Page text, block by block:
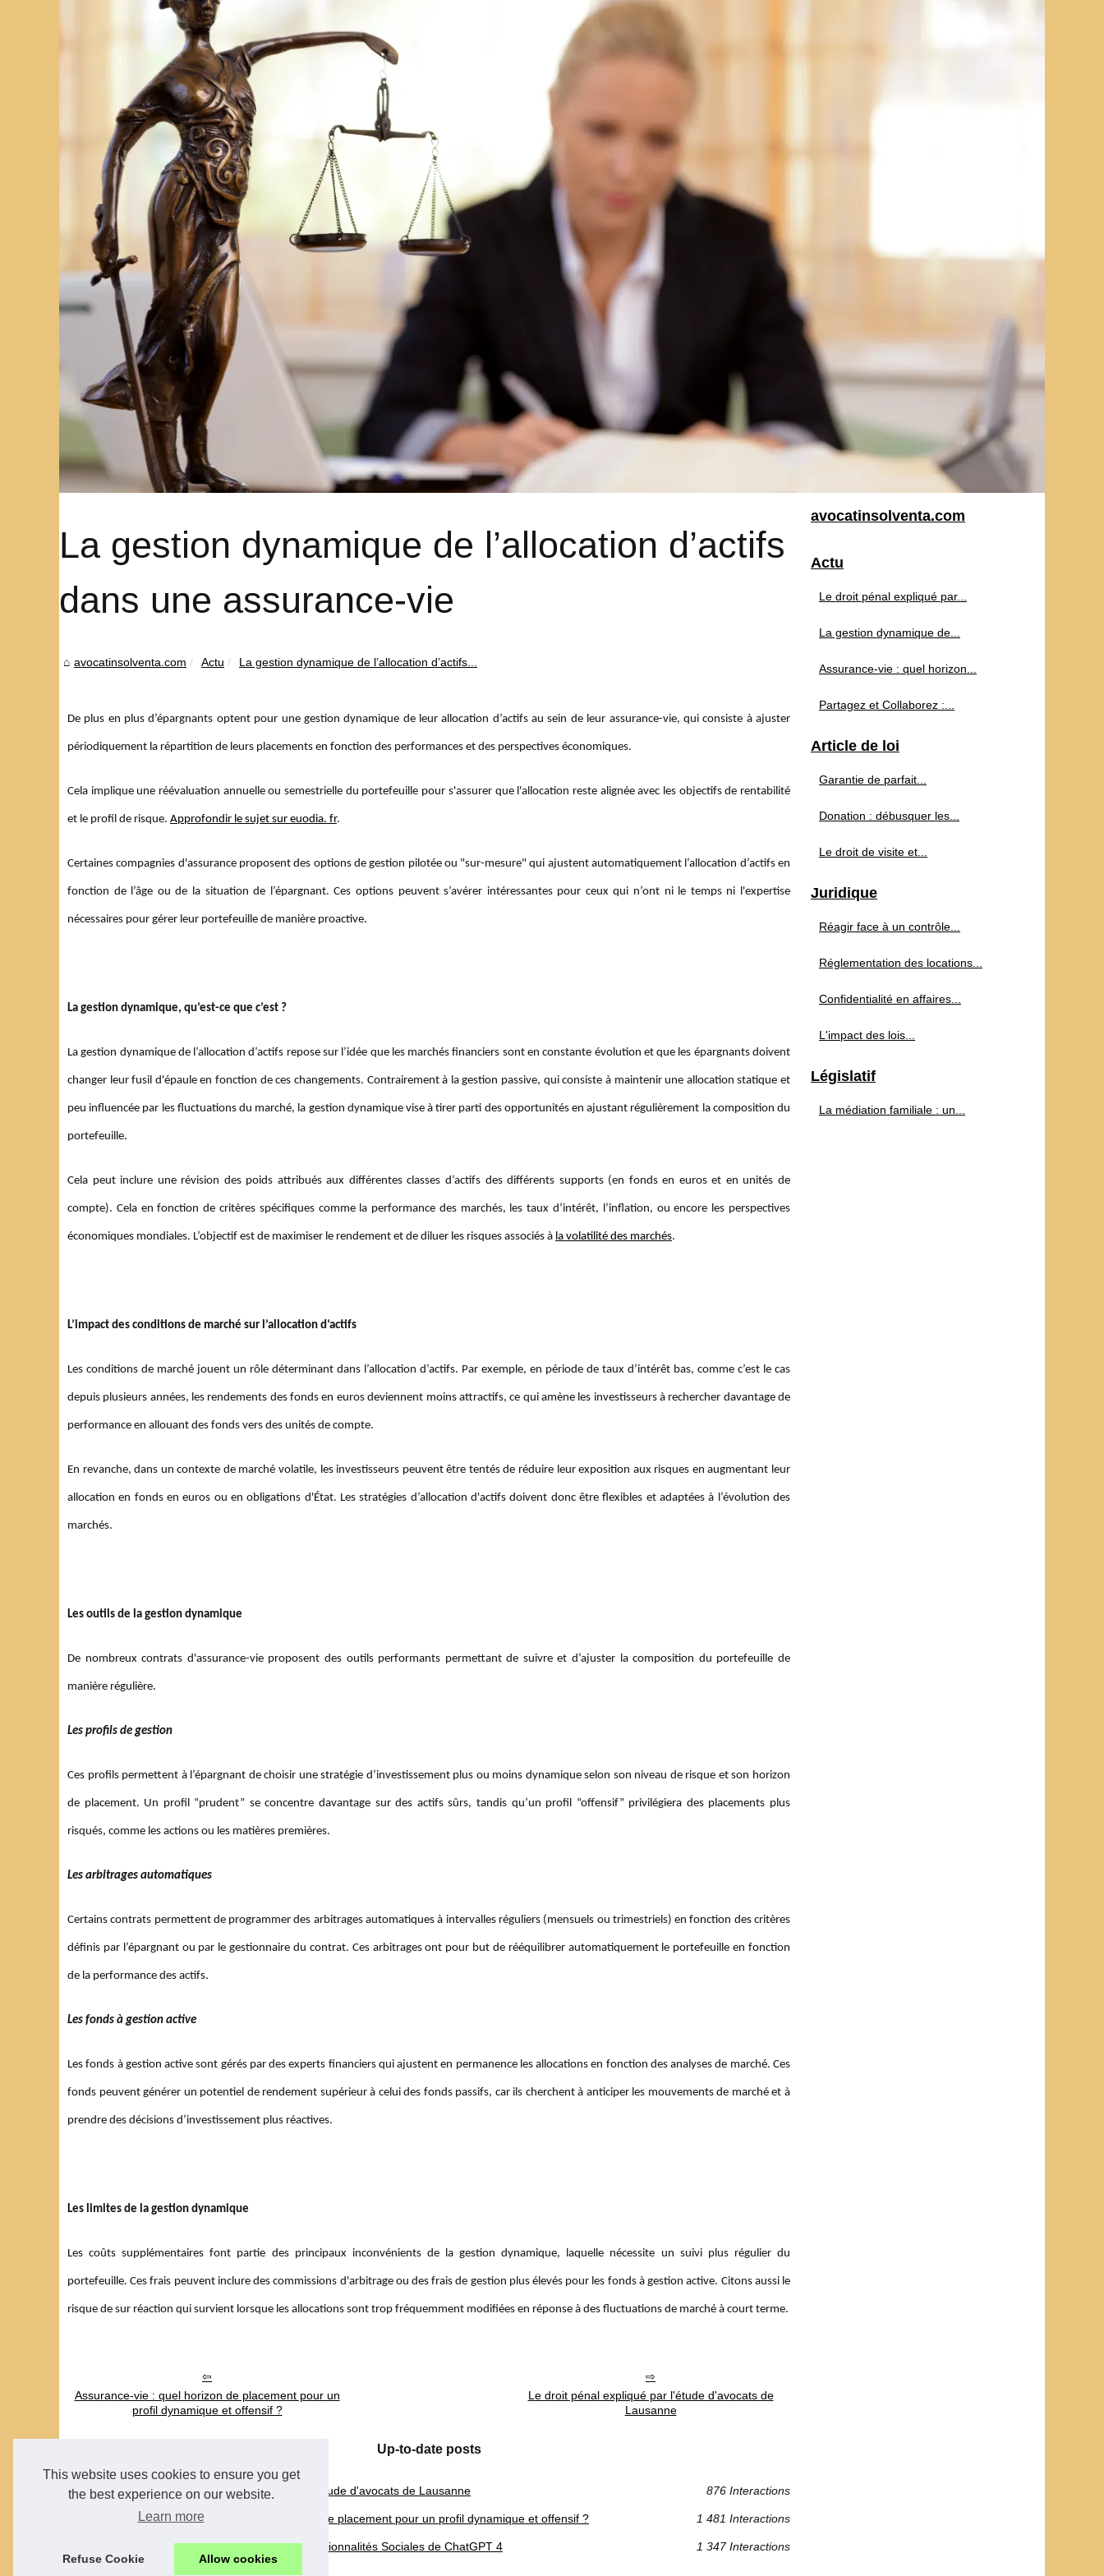
This website uses cookies to ensure you get
the best experience on our website.
Learn more
Refuse Cookie Allow cookies
La gestion dynamique de l’allocation d’actifs
dans une assurance-vie
avocatinsolventa.com Actu La gestion dynamique de l’allocation d’actifs...
De plus en plus d’épargnants optent pour une gestion dynamique de leur allocation d’actifs au sein de leur assurance-vie, qui consiste à ajuster
périodiquement la répartition de leurs placements en fonction des performances et des perspectives économiques.
Cela implique une réévaluation annuelle ou semestrielle du portefeuille pour s'assurer que l'allocation reste alignée avec les objectifs de rentabilité
et le profil de risque. Approfondir le sujet sur euodia. fr.
Certaines compagnies d'assurance proposent des options de gestion pilotée ou "sur-mesure" qui ajustent automatiquement l’allocation d’actifs en
fonction de l’âge ou de la situation de l’épargnant. Ces options peuvent s’avérer intéressantes pour ceux qui n’ont ni le temps ni l'expertise
nécessaires pour gérer leur portefeuille de manière proactive.
La gestion dynamique, qu’est-ce que c’est ?
La gestion dynamique de l’allocation d’actifs repose sur l’idée que les marchés financiers sont en constante évolution et que les épargnants doivent
changer leur fusil d'épaule en fonction de ces changements. Contrairement à la gestion passive, qui consiste à maintenir une allocation statique et
peu influencée par les fluctuations du marché, la gestion dynamique vise à tirer parti des opportunités en ajustant régulièrement la composition du
portefeuille.
Cela peut inclure une révision des poids attribués aux différentes classes d’actifs des différents supports (en fonds en euros et en unités de
compte). Cela en fonction de critères spécifiques comme la performance des marchés, les taux d’intérêt, l’inflation, ou encore les perspectives
économiques mondiales. L’objectif est de maximiser le rendement et de diluer les risques associés à la volatilité des marchés.
L’impact des conditions de marché sur l’allocation d’actifs
Les conditions de marché jouent un rôle déterminant dans l’allocation d’actifs. Par exemple, en période de taux d’intérêt bas, comme c’est le cas
depuis plusieurs années, les rendements des fonds en euros deviennent moins attractifs, ce qui amène les investisseurs à rechercher davantage de
performance en allouant des fonds vers des unités de compte.
En revanche, dans un contexte de marché volatile, les investisseurs peuvent être tentés de réduire leur exposition aux risques en augmentant leur
allocation en fonds en euros ou en obligations d'État. Les stratégies d’allocation d'actifs doivent donc être flexibles et adaptées à l’évolution des
marchés.
Les outils de la gestion dynamique
De nombreux contrats d'assurance-vie proposent des outils performants permettant de suivre et d’ajuster la composition du portefeuille de
manière régulière.
Les profils de gestion
Ces profils permettent à l’épargnant de choisir une stratégie d’investissement plus ou moins dynamique selon son niveau de risque et son horizon
de placement. Un profil “prudent” se concentre davantage sur des actifs sûrs, tandis qu’un profil “offensif” privilégiera des placements plus
risqués, comme les actions ou les matières premières.
Les arbitrages automatiques
Certains contrats permettent de programmer des arbitrages automatiques à intervalles réguliers (mensuels ou trimestriels) en fonction des critères
définis par l’épargnant ou par le gestionnaire du contrat. Ces arbitrages ont pour but de rééquilibrer automatiquement le portefeuille en fonction
de la performance des actifs.
Les fonds à gestion active
Les fonds à gestion active sont gérés par des experts financiers qui ajustent en permanence les allocations en fonction des analyses de marché. Ces
fonds peuvent générer un potentiel de rendement supérieur à celui des fonds passifs, car ils cherchent à anticiper les mouvements de marché et à
prendre des décisions d’investissement plus réactives.
Les limites de la gestion dynamique
Les coûts supplémentaires font partie des principaux inconvénients de la gestion dynamique, laquelle nécessite un suivi plus régulier du
portefeuille. Ces frais peuvent inclure des commissions d'arbitrage ou des frais de gestion plus élevés pour les fonds à gestion active. Citons aussi le
risque de sur réaction qui survient lorsque les allocations sont trop fréquemment modifiées en réponse à des fluctuations de marché à court terme.
Assurance-vie : quel horizon de placement pour un
profil dynamique et offensif ?
Le droit pénal expliqué par l'étude d'avocats de
Lausanne
Up-to-date posts
16/10/2025 Le droit pénal expliqué par l'étude d'avocats de Lausanne 876 Interactions
16/12/2024 Assurance-vie : quel horizon de placement pour un profil dynamique et offensif ? 1 481 Interactions
Partagez et Collaborez : Fonctionnalités Sociales de ChatGPT 4 1 347 Interactions
avocatinsolventa.com
Actu
Le droit pénal expliqué par...
La gestion dynamique de...
Assurance-vie : quel horizon...
Partagez et Collaborez :...
Article de loi
Garantie de parfait...
Donation : débusquer les...
Le droit de visite et...
Juridique
Réagir face à un contrôle...
Réglementation des locations...
Confidentialité en affaires...
L'impact des lois...
Législatif
La médiation familiale : un...